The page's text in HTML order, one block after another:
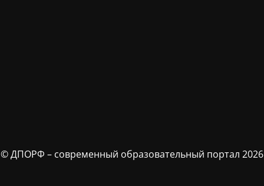
© ДПОРФ – современный образовательный портал 2026